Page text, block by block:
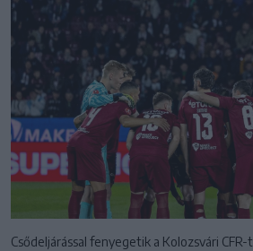
Csődeljárással fenyegetik a Kolozsvári CFR-t